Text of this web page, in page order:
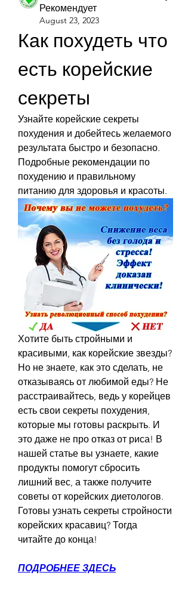
Рекомендует
August 23, 2023
Как похудеть что
есть корейские
секреты
Узнайте корейские секреты
похудения и добейтесь желаемого
результата быстро и безопасно.
Подробные рекомендации по
похудению и правильному
питанию для здоровья и красоты.
Хотите быть стройными и
красивыми, как корейские звезды?
Но не знаете, как это сделать, не
отказываясь от любимой еды? Не
расстраивайтесь, ведь у корейцев
есть свои секреты похудения,
которые мы готовы раскрыть. И
это даже не про отказ от риса! В
нашей статье вы узнаете, какие
продукты помогут сбросить
лишний вес, а также получите
советы от корейских диетологов.
Готовы узнать секреты стройности
корейских красавиц? Тогда
читайте до конца!
ПОДРОБНЕЕ ЗДЕСЬ